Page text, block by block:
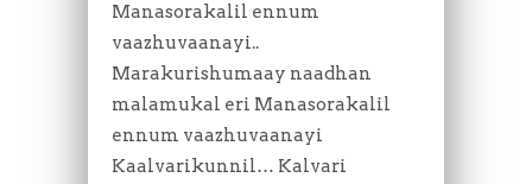
Manasorakalil ennum
vaazhuvaanayi..
Marakurishumaay naadhan
malamukal eri Manasorakalil
ennum vaazhuvaanayi
Kaalvarikunnil… Kalvari